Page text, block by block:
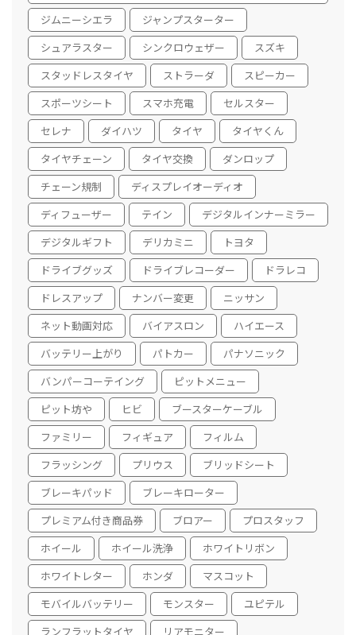
ジムニーシエラ
ジャンプスターター
シュアラスター
シンクロウェザー
スズキ
スタッドレスタイヤ
ストラーダ
スピーカー
スポーツシート
スマホ充電
セルスター
セレナ
ダイハツ タイヤ
タイヤくん
タイヤチェーン
タイヤ交換
ダンロップ
チェーン規制
ディスプレイオーディオ
ディフューザー
テイン
デジタルインナーミラー
デジタルギフト
デリカミニ
トヨタ
ドライブグッズ
ドライブレコーダー
ドラレコ
ドレスアップ
ナンバー変更
ニッサン
ネット動画対応
バイアスロン
ハイエース
バッテリー上がり
パトカー
パナソニック
バンパーコーテイング
ピットメニュー
ピット坊や
ヒビ
ブースターケーブル
ファミリー
フィギュア
フィルム
フラッシング
プリウス
ブリッドシート
ブレーキパッド
ブレーキローター
プレミアム付き商品券
ブロアー
プロスタッフ
ホイール
ホイール洗浄
ホワイトリボン
ホワイトレター
ホンダ
マスコット
モバイルバッテリー
モンスター
ユピテル
ランフラットタイヤ
リアモニター